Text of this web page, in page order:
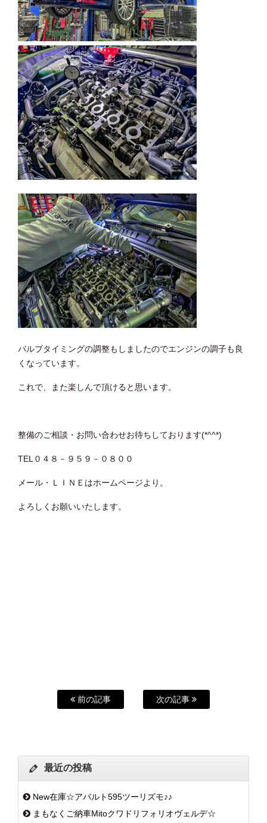
バルブタイミングの調整もしましたのでエンジンの調子も良
くなっています。
これで、また楽しんで頂けると思います。
整備のご相談・お問い合わせお待ちしております(*^^*)
TEL０４８－９５９－０８００
メール・ＬＩＮＥはホームページより。
よろしくお願いいたします。
前の記事 次の記事
最近の投稿
New在庫☆アバルト595ツーリズモ♪♪
まもなくご納車Mitoクワドリフォリオヴェルデ☆